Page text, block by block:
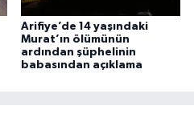
Arifiye’de 14 yaşındaki
Murat’ın ölümünün
ardından şüphelinin
babasından açıklama